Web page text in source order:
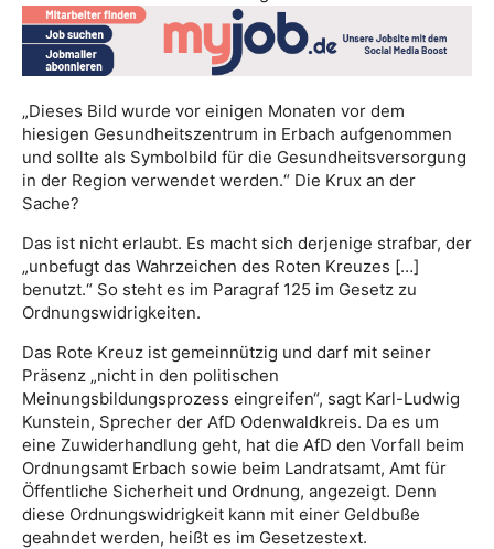
„Dieses Bild wurde vor einigen Monaten vor dem
hiesigen Gesundheitszentrum in Erbach aufgenommen
und sollte als Symbolbild für die Gesundheitsversorgung
in der Region verwendet werden.“ Die Krux an der
Sache?
Das ist nicht erlaubt. Es macht sich derjenige strafbar, der
„unbefugt das Wahrzeichen des Roten Kreuzes […]
benutzt.“ So steht es im Paragraf 125 im Gesetz zu
Ordnungswidrigkeiten.
Das Rote Kreuz ist gemeinnützig und darf mit seiner
Präsenz „nicht in den politischen
Meinungsbildungsprozess eingreifen“, sagt Karl-Ludwig
Kunstein, Sprecher der AfD Odenwaldkreis. Da es um
eine Zuwiderhandlung geht, hat die AfD den Vorfall beim
Ordnungsamt Erbach sowie beim Landratsamt, Amt für
Öffentliche Sicherheit und Ordnung, angezeigt. Denn
diese Ordnungswidrigkeit kann mit einer Geldbuße
geahndet werden, heißt es im Gesetzestext.